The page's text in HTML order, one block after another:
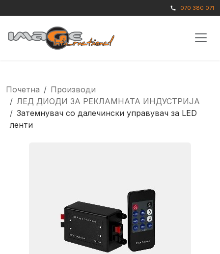
call 070 380 071
Почетна
Производи
ЛЕД ДИОДИ ЗА РЕКЛАМНАТА ИНДУСТРИЈА
Затемнувач со далечински управувач за LED
ленти